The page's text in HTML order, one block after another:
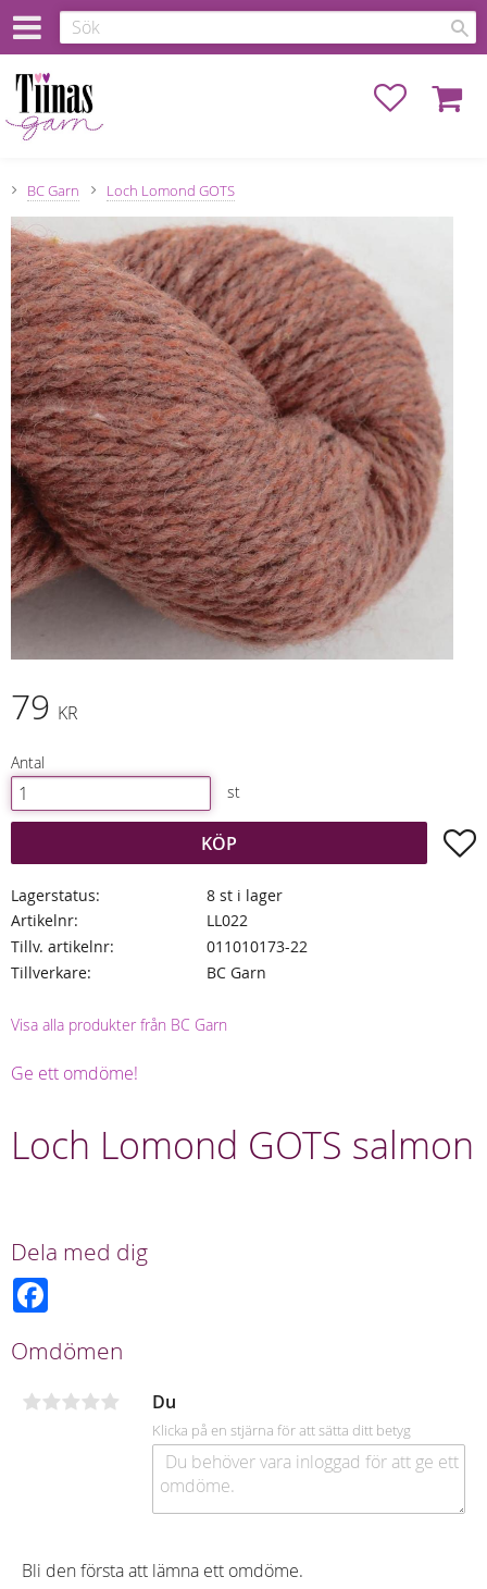
Favoriter
BC Garn Loch Lomond GOTS
79 KR
Antal
st
KÖP
Lagerstatus
8 st i lager
Artikelnr
LL022
Tillv. artikelnr
011010173-22
Tillverkare
BC Garn
Visa alla produkter från BC Garn
Ge ett omdöme!
Loch Lomond GOTS salmon
Dela med dig
b
o
k
Omdömen
Du
Klicka på en stjärna för att sätta ditt betyg
Bli den första att lämna ett omdöme.